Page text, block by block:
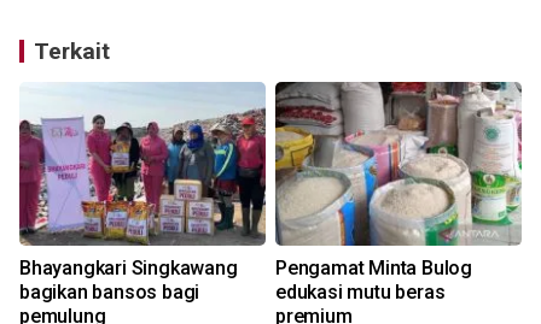
Terkait
Bhayangkari Singkawang
bagikan bansos bagi
pemulung
Pengamat Minta Bulog
edukasi mutu beras
premium